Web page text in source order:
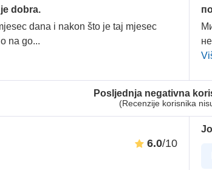
Posljednja negativna
(Recenzije korisnika
dobra.
dana i nakon što je taj mjesec
na go...
6.0/10